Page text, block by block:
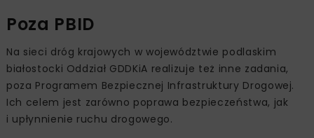
Poza PBID
Na sieci dróg krajowych w województwie podlaskim
białostocki Oddział GDDKiA realizuje też inne zadania,
poza Programem Bezpiecznej Infrastruktury Drogowej.
Ich celem jest zarówno poprawa bezpieczeństwa, jak
i upłynnienie ruchu drogowego.